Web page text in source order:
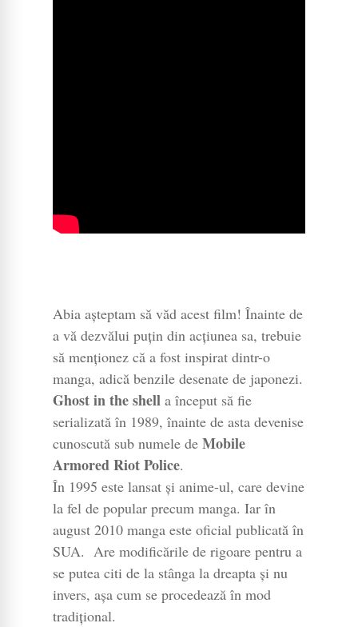
Abia așteptam să văd acest film! Înainte de
a vă dezvălui puțin din acțiunea sa, trebuie
să menționez că a fost inspirat dintr-o
manga, adică benzile desenate de japonezi.
Ghost in the shella început să fie
serializată în 1989, înainte de asta devenise
cunoscută sub numele de Mobile
Armored Riot Police.
În 1995 este lansat și anime-ul, care devine
la fel de popular precum manga. Iar în
august 2010 manga este oficial publicată în
SUA. Are modificările de rigoare pentru a
se putea citi de la stânga la dreapta și nu
invers, așa cum se procedează în mod
tradițional.